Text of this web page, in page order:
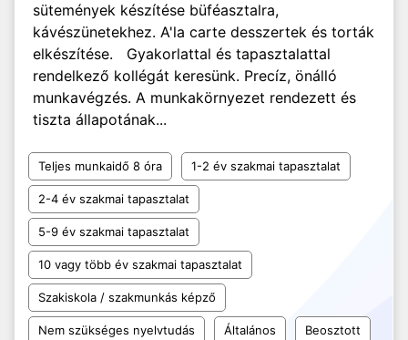
sütemények készítése büféasztalra,
kávészünetekhez. A'la carte desszertek és torták
elkészítése. Gyakorlattal és tapasztalattal
rendelkező kollégát keresünk. Precíz, önálló
munkavégzés. A munkakörnyezet rendezett és
tiszta állapotának...
Teljes munkaidő 8 óra 1-2 év szakmai tapasztalat
2-4 év szakmai tapasztalat
5-9 év szakmai tapasztalat
10 vagy több év szakmai tapasztalat
Szakiskola / szakmunkás képző
Nem szükséges nyelvtudás Általános Beosztott